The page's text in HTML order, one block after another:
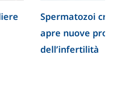
la ricerca
per lo studio